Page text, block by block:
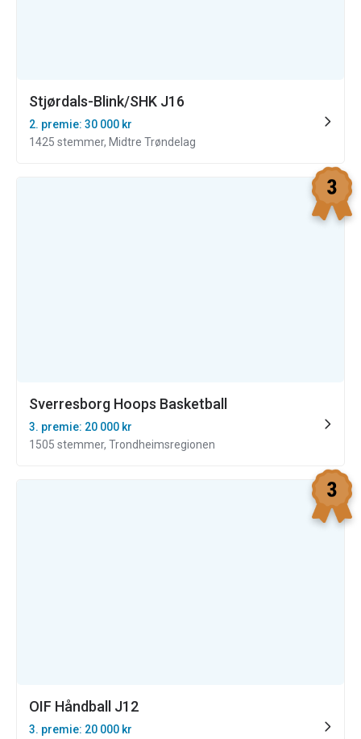
Stjørdals-Blink/SHK J16
2. premie: 30 000 kr
1425 stemmer, Midtre Trøndelag
Sverresborg Hoops Basketball
3. premie: 20 000 kr
1505 stemmer, Trondheimsregionen
OIF Håndball J12
3. premie: 20 000 kr